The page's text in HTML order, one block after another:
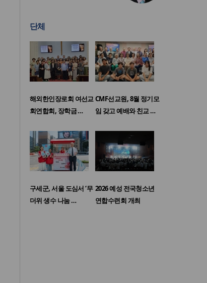
단체
해외한인장로회 여선교
회연합회, 장학금 …
CMF선교원, 8월 정기모
임 갖고 예배와 친교 …
구세군, 서울 도심서 ‘무
더위 생수 나눔 …
2026 예성 전국청소년
연합수련회 개최